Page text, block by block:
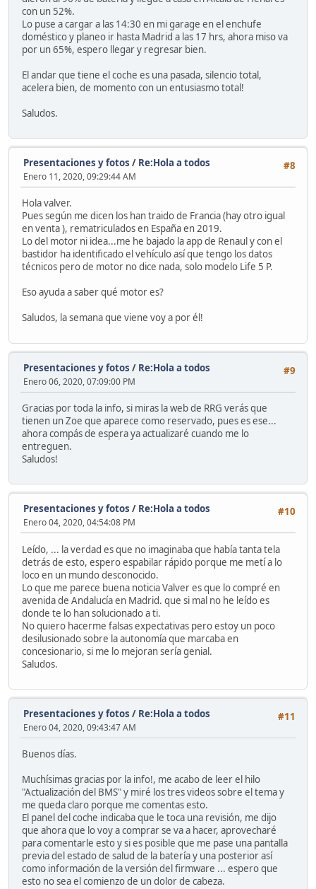
con un 52%.
Lo puse a cargar a las 14:30 en mi garage en el enchufe
doméstico y planeo ir hasta Madrid a las 17 hrs, ahora miso va
por un 65%, espero llegar y regresar bien.
El andar que tiene el coche es una pasada, silencio total,
acelera bien, de momento con un entusiasmo total!
Saludos.
#8
Presentaciones y fotos / Re:Hola a todos
Enero 11, 2020, 09:29:44 AM
Hola valver.
Pues según me dicen los han traido de Francia (hay otro igual
en venta ), rematriculados en España en 2019.
Lo del motor ni idea...me he bajado la app de Renaul y con el
bastidor ha identificado el vehículo así que tengo los datos
técnicos pero de motor no dice nada, solo modelo Life 5 P.
Eso ayuda a saber qué motor es?
Saludos, la semana que viene voy a por él!
#9
Presentaciones y fotos / Re:Hola a todos
Enero 06, 2020, 07:09:00 PM
Gracias por toda la info, si miras la web de RRG verás que
tienen un Zoe que aparece como reservado, pues es ese...
ahora compás de espera ya actualizaré cuando me lo
entreguen.
Saludos!
#10
Presentaciones y fotos / Re:Hola a todos
Enero 04, 2020, 04:54:08 PM
Leído, ... la verdad es que no imaginaba que había tanta tela
detrás de esto, espero espabilar rápido porque me metí a lo
loco en un mundo desconocido.
Lo que me parece buena noticia Valver es que lo compré en
avenida de Andalucía en Madrid. que si mal no he leído es
donde te lo han solucionado a ti.
No quiero hacerme falsas expectativas pero estoy un poco
desilusionado sobre la autonomía que marcaba en
concesionario, si me lo mejoran sería genial.
Saludos.
#11
Presentaciones y fotos / Re:Hola a todos
Enero 04, 2020, 09:43:47 AM
Buenos días.
Muchísimas gracias por la info!, me acabo de leer el hilo
"Actualización del BMS" y miré los tres videos sobre el tema y
me queda claro porque me comentas esto.
El panel del coche indicaba que le toca una revisión, me dijo
que ahora que lo voy a comprar se va a hacer, aprovecharé
para comentarle esto y si es posible que me pase una pantalla
previa del estado de salud de la batería y una posterior así
como información de la versión del firmware ... espero que
esto no sea el comienzo de un dolor de cabeza.